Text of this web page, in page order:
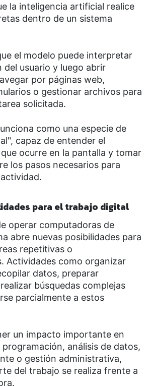
la inteligencia artificial realice
dentro de un sistema
el modelo puede interpretar
del usuario y luego abrir
por páginas web,
o gestionar archivos para
solicitada.
como una especie de
capaz de entender el
ocurre en la pantalla y tomar
los pasos necesarios para
para el trabajo digital
operar computadoras de
abre nuevas posibilidades para
repetitivas o
Actividades como organizar
datos, preparar
búsquedas complejas
parcialmente a estos
un impacto importante en
análisis de datos,
o gestión administrativa,
del trabajo se realiza frente a